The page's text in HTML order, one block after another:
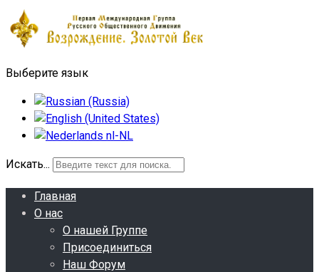
Выберите язык
Искать...
Главная
О нас
О нашей Группе
Присоединиться
Наш Форум